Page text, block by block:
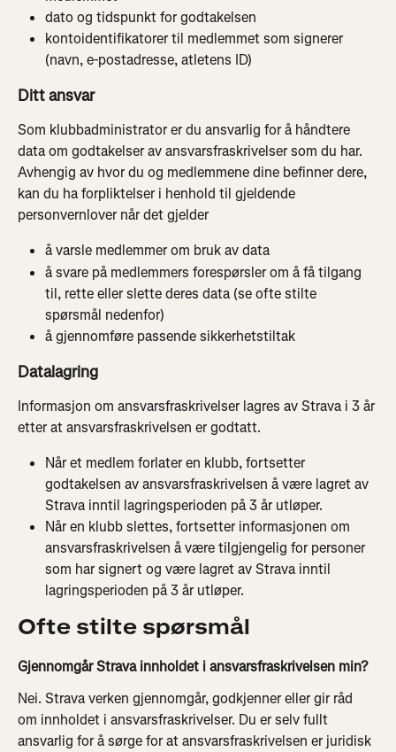
dato og tidspunkt for godtakelsen
kontoidentifikatorer til medlemmet som signerer
(navn, e-postadresse, atletens ID)
Ditt ansvar
Som klubbadministrator er du ansvarlig for å håndtere
data om godtakelser av ansvarsfraskrivelser som du har.
Avhengig av hvor du og medlemmene dine befinner dere,
kan du ha forpliktelser i henhold til gjeldende
personvernlover når det gjelder
å varsle medlemmer om bruk av data
å svare på medlemmers forespørsler om å få tilgang
til, rette eller slette deres data (se ofte stilte
spørsmål nedenfor)
å gjennomføre passende sikkerhetstiltak
Datalagring
Informasjon om ansvarsfraskrivelser lagres av Strava i 3 år
etter at ansvarsfraskrivelsen er godtatt.
Når et medlem forlater en klubb, fortsetter
godtakelsen av ansvarsfraskrivelsen å være lagret av
Strava inntil lagringsperioden på 3 år utløper.
Når en klubb slettes, fortsetter informasjonen om
ansvarsfraskrivelsen å være tilgjengelig for personer
som har signert og være lagret av Strava inntil
lagringsperioden på 3 år utløper.
Ofte stilte spørsmål
Gjennomgår Strava innholdet i ansvarsfraskrivelsen min?
Nei. Strava verken gjennomgår, godkjenner eller gir råd
om innholdet i ansvarsfraskrivelser. Du er selv fullt
ansvarlig for å sørge for at ansvarsfraskrivelsen er juridisk